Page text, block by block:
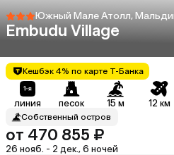
Южный Мале Атолл,
Embudu Village
Кешбэк 4% по карте Т-Банка
линия песок 15 м 12 км
Собственный остров
от 470 855 ₽
26 нояб. - 2 дек., 6 ночей